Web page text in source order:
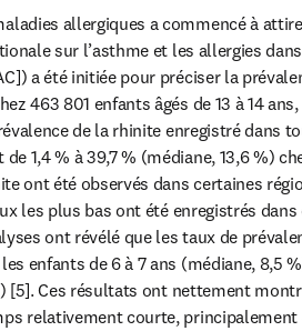
allergiques a commencé à
sur l’asthme et les allergies
a été initiée pour préciser la
463 801 enfants âgés de 13 à 14
de la rhinite enregistré dans
1,4 % à 39,7 % (médiane, 13,6 %)
ont été observés dans certaines
les plus bas ont été enregistrés dans
ont révélé que les taux de
enfants de 6 à 7 ans (médiane, 8,5
[5]. Ces résultats ont nettement
relativement courte,